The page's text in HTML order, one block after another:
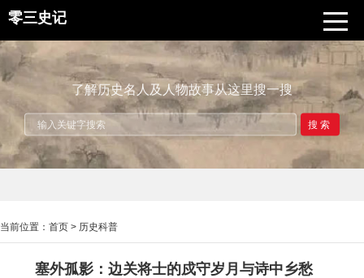
零三史记
了解历史名人及人物故事从这里搜一搜
搜索
当前位置： 首页 > 历史科普
塞外孤影：边关将士的戍守岁月与诗中乡愁